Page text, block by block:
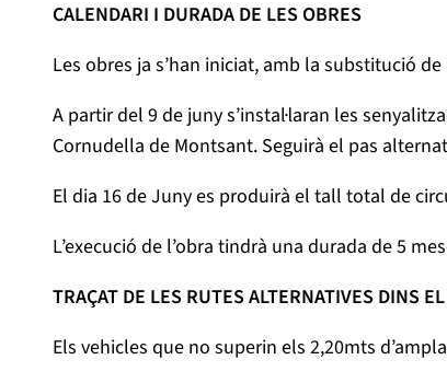
CALENDARI I DURADA DE LES OBRES
Les obres ja s’han iniciat, amb la substitució
A partir del 9 de juny s’instal·laran les
Cornudella de Montsant. Seguirà el pas
El dia 16 de Juny es produirà el tall total de
L’execució de l’obra tindrà una durada de 5
TRAÇAT DE LES RUTES ALTERNATIVES DINS
Els vehicles que no superin els 2,20mts